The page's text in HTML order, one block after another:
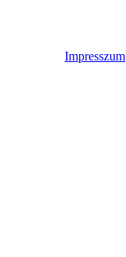
Impresszum